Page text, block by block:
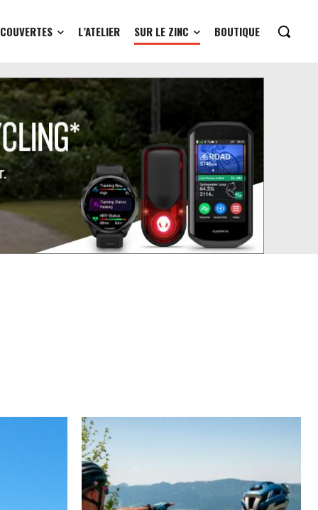
L’ATELIER SUR LE ZINC BOUTIQUE